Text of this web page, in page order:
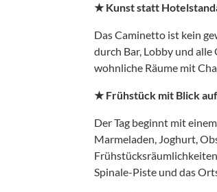
★ Kunst statt
Das Caminetto ist kein
durch Bar, Lobby und
wohnliche Räume mit
★ Frühstück mit Blick
Der Tag beginnt mit
Marmeladen, Joghurt,
Spinale-Piste und das